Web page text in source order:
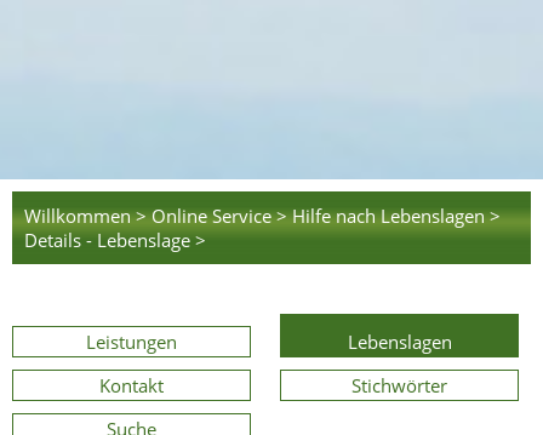
Willkommen > Online Service > Hilfe nach Lebenslagen >
Details - Lebenslage >
Leistungen
Lebenslagen
Kontakt
Stichwörter
Suche